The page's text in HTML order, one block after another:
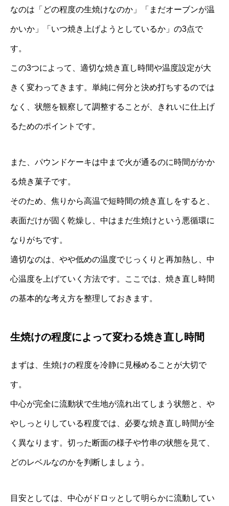
なのは「どの程度の生焼けなのか」「まだオーブンが温
かいか」「いつ焼き上げようとしているか」の3点で
す。
この3つによって、適切な焼き直し時間や温度設定が大
きく変わってきます。単純に何分と決め打ちするのでは
なく、状態を観察して調整することが、きれいに仕上げ
るためのポイントです。
また、パウンドケーキは中まで火が通るのに時間がかか
る焼き菓子です。
そのため、焦りから高温で短時間の焼き直しをすると、
表面だけが固く乾燥し、中はまだ生焼けという悪循環に
なりがちです。
適切なのは、やや低めの温度でじっくりと再加熱し、中
心温度を上げていく方法です。ここでは、焼き直し時間
の基本的な考え方を整理しておきます。
生焼けの程度によって変わる焼き直し時間
まずは、生焼けの程度を冷静に見極めることが大切で
す。
中心が完全に流動状で生地が流れ出てしまう状態と、や
やしっとりしている程度では、必要な焼き直し時間が全
く異なります。切った断面の様子や竹串の状態を見て、
どのレベルなのかを判断しましょう。
目安としては、中心がドロッとして明らかに流動してい